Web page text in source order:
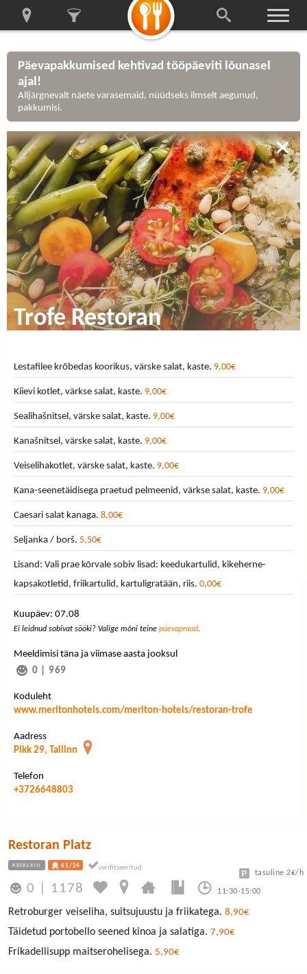
Päevapakkumised kehtivad tööpäeviti lõunasel
ajal!
Alljärgnevalt näete varasemaid, nüüdseks ilmselt aegunud,
pakkumisi.
Trofe Restoran
Lestafilee krõbedas koorikus, värske salat, kaste. 9,00€
Kiievi kotlet, värkse salat, kaste. 9,00€
Sealihašnitsel, värske salat, kaste. 9,00€
Kanašnitsel, värske salat, kaste. 9,00€
Veiselihakotlet, värske salat, kaste. 9,00€
Kana-seenetäidisega praetud pelmeenid, värkse salat, kaste. 9,00€
Caesari salat kanaga. 8,00€
Seljanka / borš. 5,50€
Lisand: Vali prae kõrvale sobiv lisad: keedukartulid, kikeherne-
kapsakotletid, friikartulid, kartuligratään, riis. 0,00€
Kuupäev: 07.08
Ei leidnud sobivat sööki? Valige mõni teine päevapraad.
Meeldimisi täna ja viimase aasta jooksul
0
969
Koduleht
www.meritonhotels.com/meriton-hotels/restoran-trofe
Aadress
Pikk 29, Tallinn
Telefon
+3726648803
Restoran Platz
KESKLINN 61/24
0 1178 11:30-15:00
tasuline 2€/h
Retroburger veiseliha, suitsujuustu ja friikatega. 8,90€
Täidetud portobello seened kinoa ja salatiga. 7,90€
Frikadellisupp maitserohelisega. 5,90€